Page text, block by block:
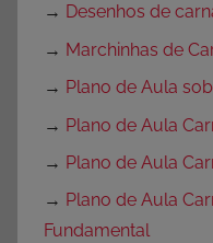
→ Desenhos de
→ Marchinhas de
→ Plano de Aula
→ Plano de Aula
→ Plano de Aula
→ Plano de Aula
Fundamental